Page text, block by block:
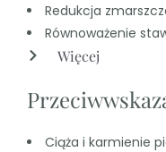
Redukcja
Równoważenie
Więcej
Ciąża i karmienie